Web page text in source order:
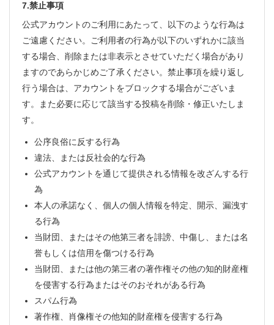
7.禁止事項
公式アカウントのご利用にあたって、以下のような行為は
ご遠慮ください。ご利用者の行為が以下のいずれかに該当
する場合、削除または非表示とさせていただく場合があり
ますのであらかじめご了承ください。禁止事項を繰り返し
行う場合は、アカウントをブロックする場合がございま
す。また必要に応じて該当する投稿を削除・修正いたしま
す。
公序良俗に反する行為
違法、または反社会的な行為
公式アカウントを通じて提供される情報を改ざんする行
為
本人の承諾なく、個人の個人情報を特定、開示、漏洩す
る行為
当財団、またはその他第三者を誹謗、中傷し、または名
誉もしくは信用を傷つける行為
当財団、または他の第三者の著作権その他の知的財産権
を侵害する行為またはそのおそれがある行為
スパム行為
著作権、肖像権その他知的財産権を侵害する行為